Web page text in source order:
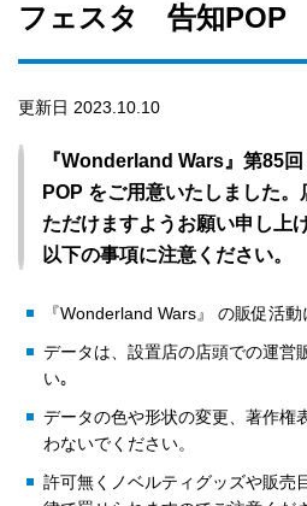
フェスタ 告知POP
更新日 2023.10.10
『Wonderland Wars』第85
POP をご用意いたしました
ただけますようお願い申し上
以下の事項に注意ください。
『Wonderland Wars』 の販促活動
データは、設置店の店頭での運営
い｡
データの色や形状の変更、著作権
わないでください。
許可無くノベルティグッズや販売